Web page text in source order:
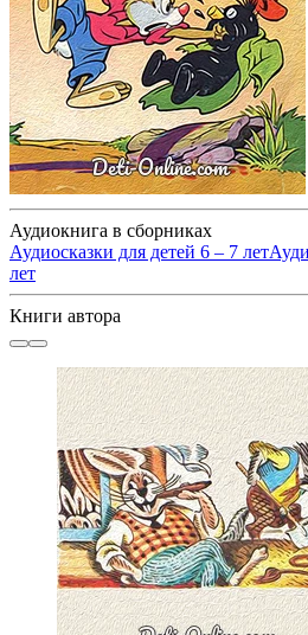
Аудиокнига в сборниках
Аудиосказки для детей 6 – 7 лет
лет
Книги автора